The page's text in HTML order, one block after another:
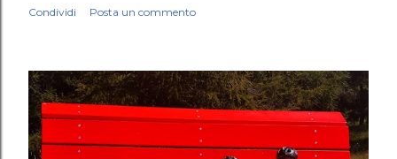
Condividi Posta un commento